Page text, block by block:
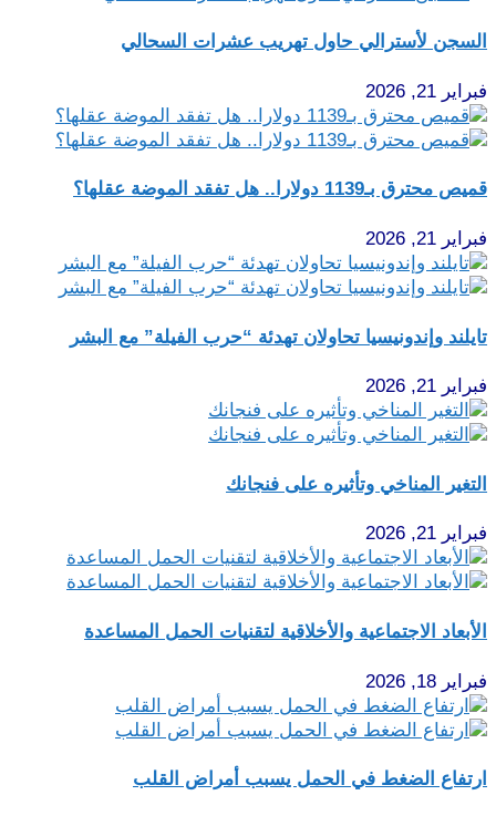
السجن لأسترالي حاول تهريب عشرات السحالي
فبراير 21, 2026
قميص محترق بـ1139 دولارا.. هل تفقد الموضة عقلها؟
فبراير 21, 2026
تايلند وإندونيسيا تحاولان تهدئة “حرب الفيلة” مع البشر
فبراير 21, 2026
التغير المناخي وتأثيره على فنجانك
فبراير 21, 2026
الأبعاد الاجتماعية والأخلاقية لتقنيات الحمل المساعدة
فبراير 18, 2026
ارتفاع الضغط في الحمل يسبب أمراض القلب